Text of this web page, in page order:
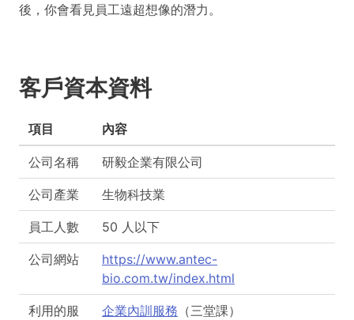
後，你會看見員工遠超想像的潛力。
客戶資本資料
項目 內容
公司名稱 研毅企業有限公司
公司產業 生物科技業
員工人數 50 人以下
公司網站
https://www.antec-
bio.com.tw/index.html
利用的服
企業內訓服務 （三堂課）